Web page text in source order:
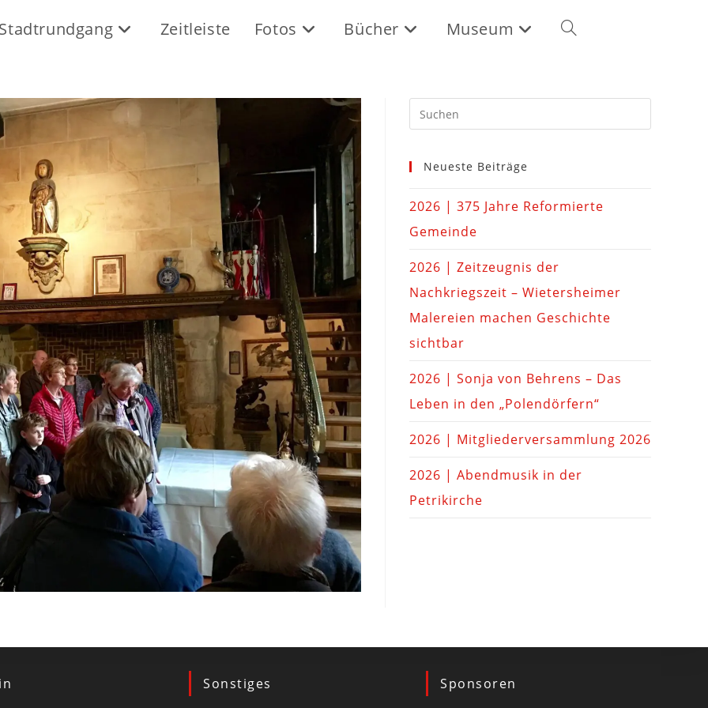
Zeitleiste Fotos Bücher Museum
Neueste Beiträge
2026 | 375 Jahre Reformierte
Gemeinde
2026 | Zeitzeugnis der
Nachkriegszeit – Wietersheimer
Malereien machen Geschichte
sichtbar
2026 | Sonja von Behrens – Das
Leben in den „Polendörfern“
2026 | Mitgliederversammlung 2026
2026 | Abendmusik in der
Petrikirche
Sonstiges Sponsoren